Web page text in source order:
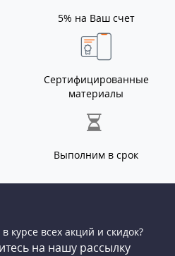
5% на Ваш счет
Сертифицированные
материалы
Выполним в срок
курсе всех акций и скидок?
на нашу рассылку